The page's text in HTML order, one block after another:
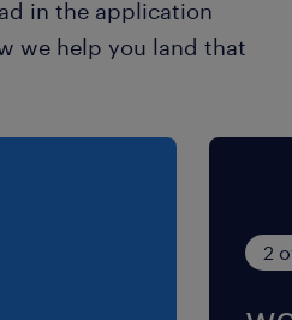
（車15分）
（車15分）
分）
in the application
we help you land that
2